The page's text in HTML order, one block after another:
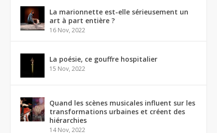
La marionnette est-elle sérieusement un
art à part entière ?
16 Nov, 2022
La poésie, ce gouffre hospitalier
15 Nov, 2022
Quand les scènes musicales influent sur les
transformations urbaines et créent des
hiérarchies
14 Nov, 2022